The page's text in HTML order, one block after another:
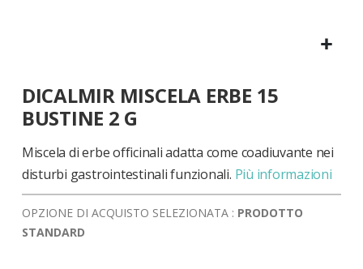
all'inizio
della
galleria
di
immagini
DICALMIR MISCELA ERBE 15
BUSTINE 2 G
Miscela di erbe officinali adatta come coadiuvante nei
disturbi gastrointestinali funzionali. Più informazioni
OPZIONE DI ACQUISTO SELEZIONATA : PRODOTTO
STANDARD